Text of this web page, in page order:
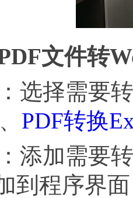
文件转
择需要转
PDF转换
加需要转
到程序界